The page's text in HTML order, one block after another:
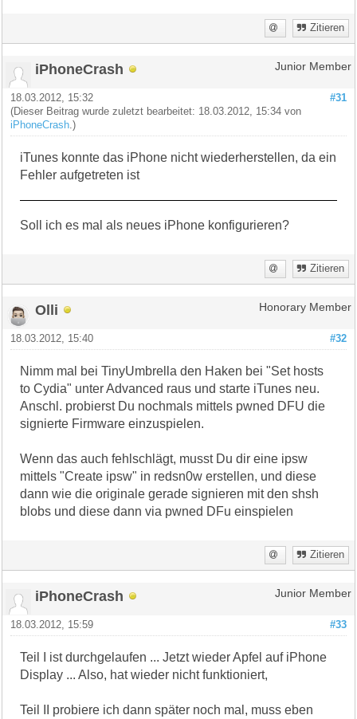
Zitieren
iPhoneCrash Junior Member
#31
18.03.2012, 15:32
(Dieser Beitrag wurde zuletzt bearbeitet: 18.03.2012, 15:34 von
iPhoneCrash .)
iTunes konnte das iPhone nicht wiederherstellen, da ein
Fehler aufgetreten ist
Soll ich es mal als neues iPhone konfigurieren?
Zitieren
Olli Honorary Member
#32
18.03.2012, 15:40
Nimm mal bei TinyUmbrella den Haken bei "Set hosts
to Cydia" unter Advanced raus und starte iTunes neu.
Anschl. probierst Du nochmals mittels pwned DFU die
signierte Firmware einzuspielen.
Wenn das auch fehlschlägt, musst Du dir eine ipsw
mittels "Create ipsw" in redsn0w erstellen, und diese
dann wie die originale gerade signieren mit den shsh
blobs und diese dann via pwned DFu einspielen
Zitieren
iPhoneCrash Junior Member
#33
18.03.2012, 15:59
Teil I ist durchgelaufen ... Jetzt wieder Apfel auf iPhone
Display ... Also, hat wieder nicht funktioniert,
Teil II probiere ich dann später noch mal, muss eben